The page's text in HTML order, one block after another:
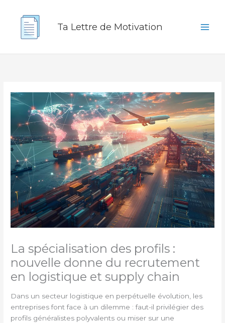
contenu
Ta Lettre de Motivation
La spécialisation des profils :
nouvelle donne du recrutement
en logistique et supply chain
Dans un secteur logistique en perpétuelle évolution, les
entreprises font face à un dilemme : faut-il privilégier des
profils généralistes polyvalents ou miser sur une